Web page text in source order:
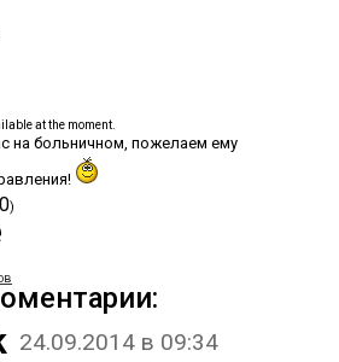
at the moment.
на больничном, пожелаем ему
)
24.09.2014 в 09:34